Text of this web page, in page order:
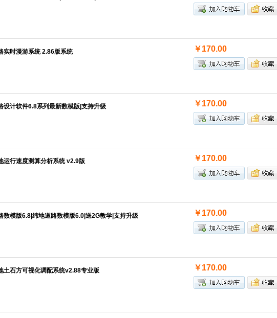
实时漫游系统 2.86版系统 ￥170.00
设计软件6.8系列最新数模版|支持升级 ￥170.00
运行速度测算分析系统 v2.9版 ￥170.00
数模版6.8|纬地道路数模版6.0|送2G教学|支持升级 ￥170.00
土石方可视化调配系统v2.88专业版 ￥170.00